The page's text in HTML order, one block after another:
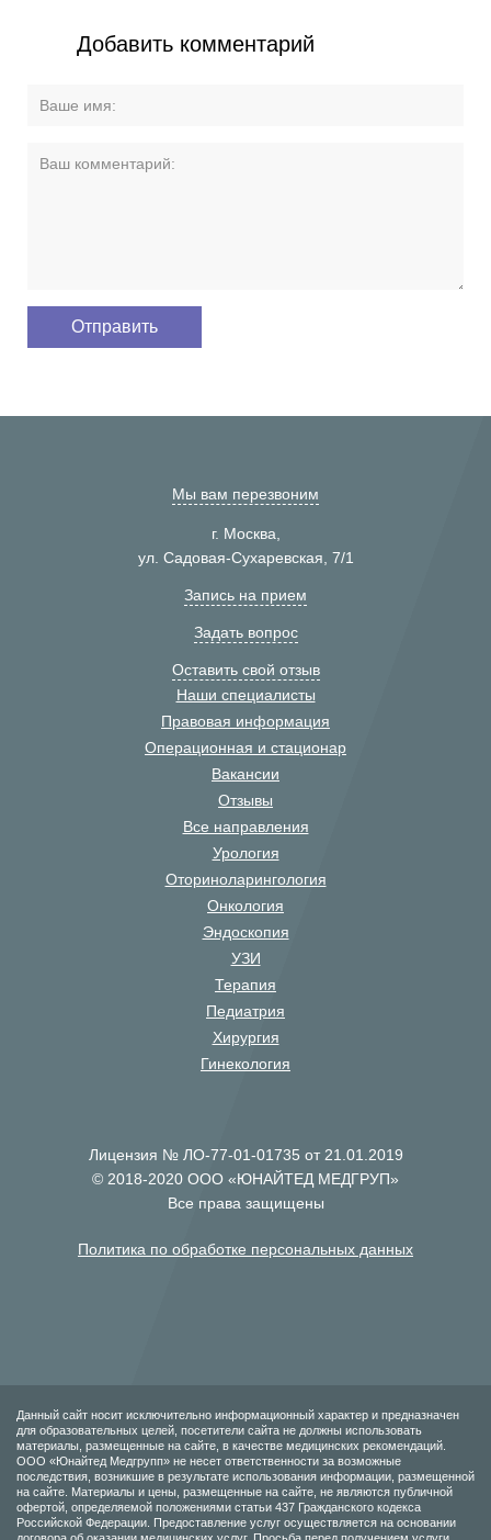
Добавить комментарий
Мы вам перезвоним
г. Москва,
ул. Садовая-Сухаревская, 7/1
Запись на прием
Задать вопрос
Оставить свой отзыв
Наши специалисты
Правовая информация
Операционная и стационар
Вакансии
Отзывы
Все направления
Урология
Оториноларингология
Онкология
Эндоскопия
УЗИ
Терапия
Педиатрия
Хирургия
Гинекология
Лицензия № ЛО-77-01-01735 от 21.01.2019
© 2018-2020 ООО «ЮНАЙТЕД МЕДГРУП»
Все права защищены
Политика по обработке персональных данных
Данный сайт носит исключительно информационный характер и предназначен
для образовательных целей, посетители сайта не должны использовать
материалы, размещенные на сайте, в качестве медицинских рекомендаций.
ООО «Юнайтед Медгрупп» не несет ответственности за возможные
последствия, возникшие в результате использования информации, размещенной
на сайте. Материалы и цены, размещенные на сайте, не являются публичной
офертой, определяемой положениями статьи 437 Гражданского кодекса
Российской Федерации. Предоставление услуг осуществляется на основании